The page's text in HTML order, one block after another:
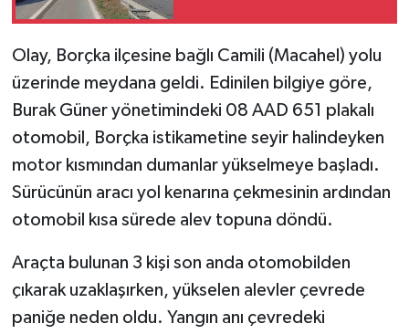
Olay, Borçka ilçesine bağlı Camili (Macahel) yolu
üzerinde meydana geldi. Edinilen bilgiye göre,
Burak Güner yönetimindeki 08 AAD 651 plakalı
otomobil, Borçka istikametine seyir halindeyken
motor kısmından dumanlar yükselmeye başladı.
Sürücünün aracı yol kenarına çekmesinin ardından
otomobil kısa sürede alev topuna döndü.
Araçta bulunan 3 kişi son anda otomobilden
çıkarak uzaklaşırken, yükselen alevler çevrede
paniğe neden oldu. Yangın anı çevredeki